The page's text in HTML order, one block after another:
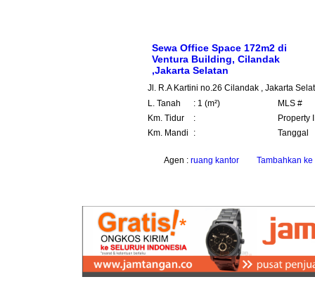
Sewa Office Space 172m2 di
Ventura Building, Cilandak
,Jakarta Selatan
Jl. R.A Kartini no.26 Cilandak , Jakarta
L. Tanah
: 1 (m²)
Km. Tidur
:
Km. Mandi
:
MLS #
Property
Tanggal
Agen : ruang kantor Tambahkan ke